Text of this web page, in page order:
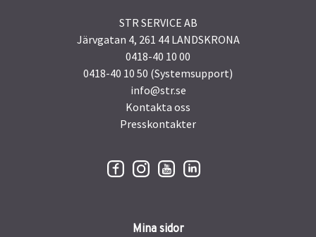
STR SERVICE AB
Järvgatan 4, 261 44 LANDSKRONA
0418-40 10 00
0418-40 10 50 (Systemsupport)
info@str.se
Kontakta oss
Presskontakter
Mina sidor